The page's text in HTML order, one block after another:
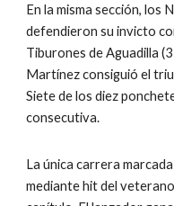
En la misma sección, los
defendieron su invicto
Tiburones de Aguadilla
Martínez consiguió el
Siete de los diez
consecutiva.
La única carrera
mediante hit del